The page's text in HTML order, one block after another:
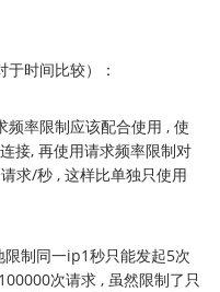
时间比较）：
频率限制应该配合使用 , 使
接, 再使用请求频率限制对
求/秒 , 这样比单独只使用
制同一ip1秒只能发起5次
次请求 , 虽然限制了只